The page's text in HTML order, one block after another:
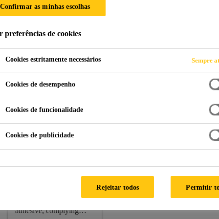
Fachadas Rasuna Tower
Products: Sikasil® SG-500 CN, Sikasil® WS-305,
adhesive, complying
Confirmar as minhas escolhas
preferências de cookies
Cookies estritamente necessários Sempre
Cookies de desempenho
Cookies de funcionalidade
Cookies de publicidade
Rejeitar todos Permitir